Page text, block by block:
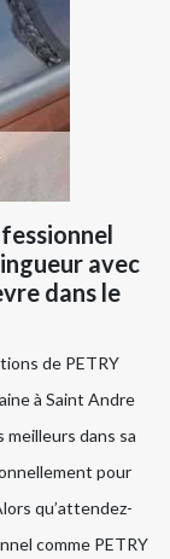
avec
dans le
de PETRY
à Saint Andre
meilleurs dans sa
pour
qu’attendez-
comme PETRY